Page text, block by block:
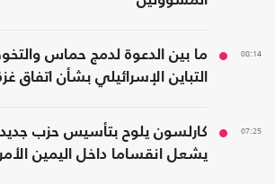
08:14
ما بين الدعوة لدمج حماس
التباين الإسرائيلي بشأن اتفاق
07:25
كارلسون يلوح بتأسيس حزب
يشعل انقساما داخل اليمين